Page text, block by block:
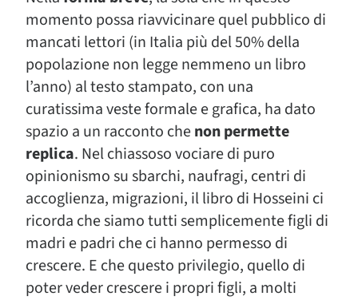
momento possa riavvicinare quel pubblico di
mancati lettori (in Italia più del 50% della
popolazione non legge nemmeno un libro
l’anno) al testo stampato, con una
curatissima veste formale e grafica, ha dato
spazio a un racconto chenon permette
replica. Nel chiassoso vociare di puro
opinionismo su sbarchi, naufragi, centri di
accoglienza, migrazioni, il libro di Hosseini ci
ricorda che siamo tutti semplicemente figli di
madri e padri che ci hanno permesso di
crescere. E che questo privilegio, quello di
poter veder crescere i propri figli, a molti